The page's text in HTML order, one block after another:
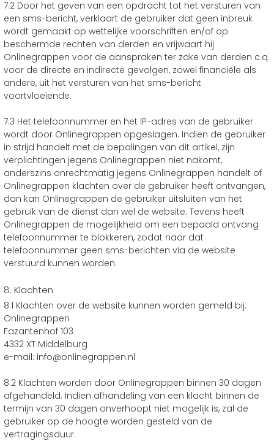
7.2 Door het geven van een opdracht tot het versturen van
een sms-bericht, verklaart de gebruiker dat geen inbreuk
wordt gemaakt op wettelijke voorschriften en/of op
beschermde rechten van derden en vrijwaart hij
Onlinegrappen voor de aanspraken ter zake van derden c.q.
voor de directe en indirecte gevolgen, zowel financiële als
andere, uit het versturen van het sms-bericht
voortvloeiende.
7.3 Het telefoonnummer en het IP-adres van de gebruiker
wordt door Onlinegrappen opgeslagen. Indien de gebruiker
in strijd handelt met de bepalingen van dit artikel, zijn
verplichtingen jegens Onlinegrappen niet nakomt,
anderszins onrechtmatig jegens Onlinegrappen handelt of
Onlinegrappen klachten over de gebruiker heeft ontvangen,
dan kan Onlinegrappen de gebruiker uitsluiten van het
gebruik van de dienst dan wel de website. Tevens heeft
Onlinegrappen de mogelijkheid om een bepaald ontvang
telefoonnummer te blokkeren, zodat naar dat
telefoonnummer geen sms-berichten via de website
verstuurd kunnen worden.
8. Klachten
8.1 Klachten over de website kunnen worden gemeld bij:
Onlinegrappen
Fazantenhof 103
4332 XT Middelburg
e-mail: info@onlinegrappen.nl
8.2 Klachten worden door Onlinegrappen binnen 30 dagen
afgehandeld. Indien afhandeling van een klacht binnen de
termijn van 30 dagen onverhoopt niet mogelijk is, zal de
gebruiker op de hoogte worden gesteld van de
vertragingsduur.